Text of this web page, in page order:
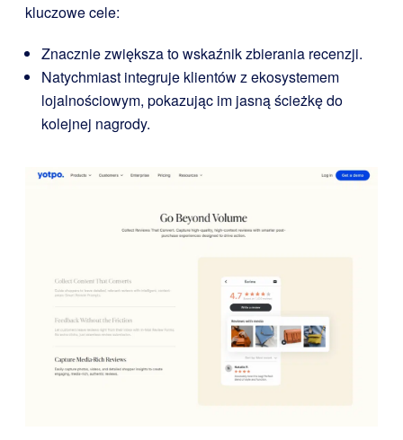
kluczowe cele:
Znacznie zwiększa to wskaźnik zbierania recenzji.
Natychmiast integruje klientów z ekosystemem
lojalnościowym, pokazując im jasną ścieżkę do
kolejnej nagrody.